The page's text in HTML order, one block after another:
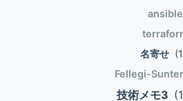
W})が求まった。 損失
るという状況で、
array([0.62480647,
く。これを\"順伝播\"と
く、順伝\"播\"。ネット
も全く同様。 以下みた
り返すだけで出来る。 def init_network(): network
ansible
名寄せ
Fellegi-
技術メモ3